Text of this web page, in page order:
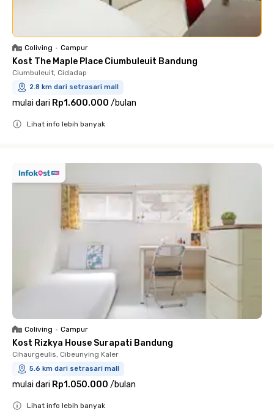
Coliving • Campur
Kost The Maple Place Ciumbuleuit Bandung
Ciumbuleuit, Cidadap
2.8 km dari setrasari mall
mulai dari Rp1.600.000 /bulan
Lihat info lebih banyak
Coliving • Campur
Kost Rizkya House Surapati Bandung
Cihaurgeulis, Cibeunying Kaler
5.6 km dari setrasari mall
mulai dari Rp1.050.000 /bulan
Lihat info lebih banyak